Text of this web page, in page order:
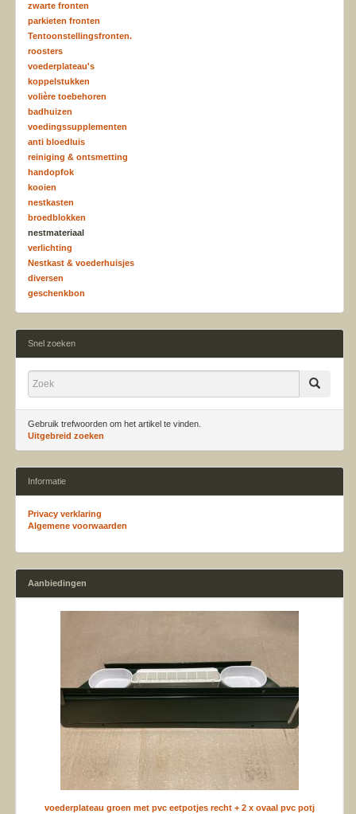
zwarte fronten
parkieten fronten
Tentoonstellingsfronten.
roosters
voederplateau's
koppelstukken
volière toebehoren
badhuizen
voedingssupplementen
anti bloedluis
reiniging & ontsmetting
handopfok
kooien
nestkasten
broedblokken
nestmateriaal
verlichting
Nestkast & voederhuisjes
diversen
geschenkbon
Snel zoeken
Gebruik trefwoorden om het artikel te vinden.
Uitgebreid zoeken
Informatie
Privacy verklaring
Algemene voorwaarden
Aanbiedingen
voederplateau groen met pvc eetpotjes recht + 2 x ovaal pvc potj